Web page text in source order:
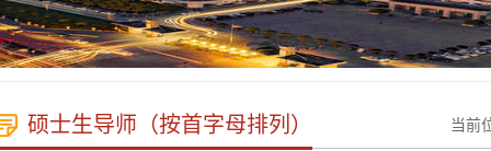
硕士生导师（按首字母排列） 当前